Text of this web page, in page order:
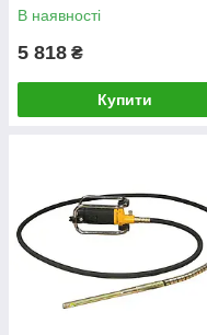
В наявності
5 818 ₴
Купити